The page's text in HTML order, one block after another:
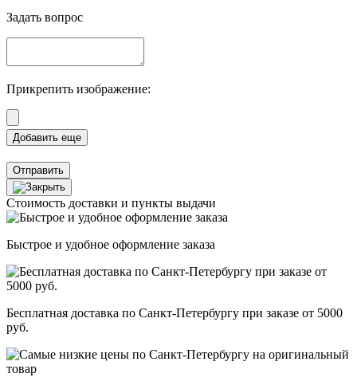
Задать вопрос
Прикрепить изображение:
Отправить
Стоимость доставки и пункты выдачи
Быстрое и удобное оформление заказа
Бесплатная доставка по Санкт-Петербургу при заказе от 5000
руб.